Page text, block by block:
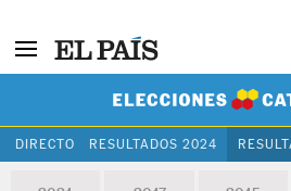
DIRECTO RESULTADOS 2024